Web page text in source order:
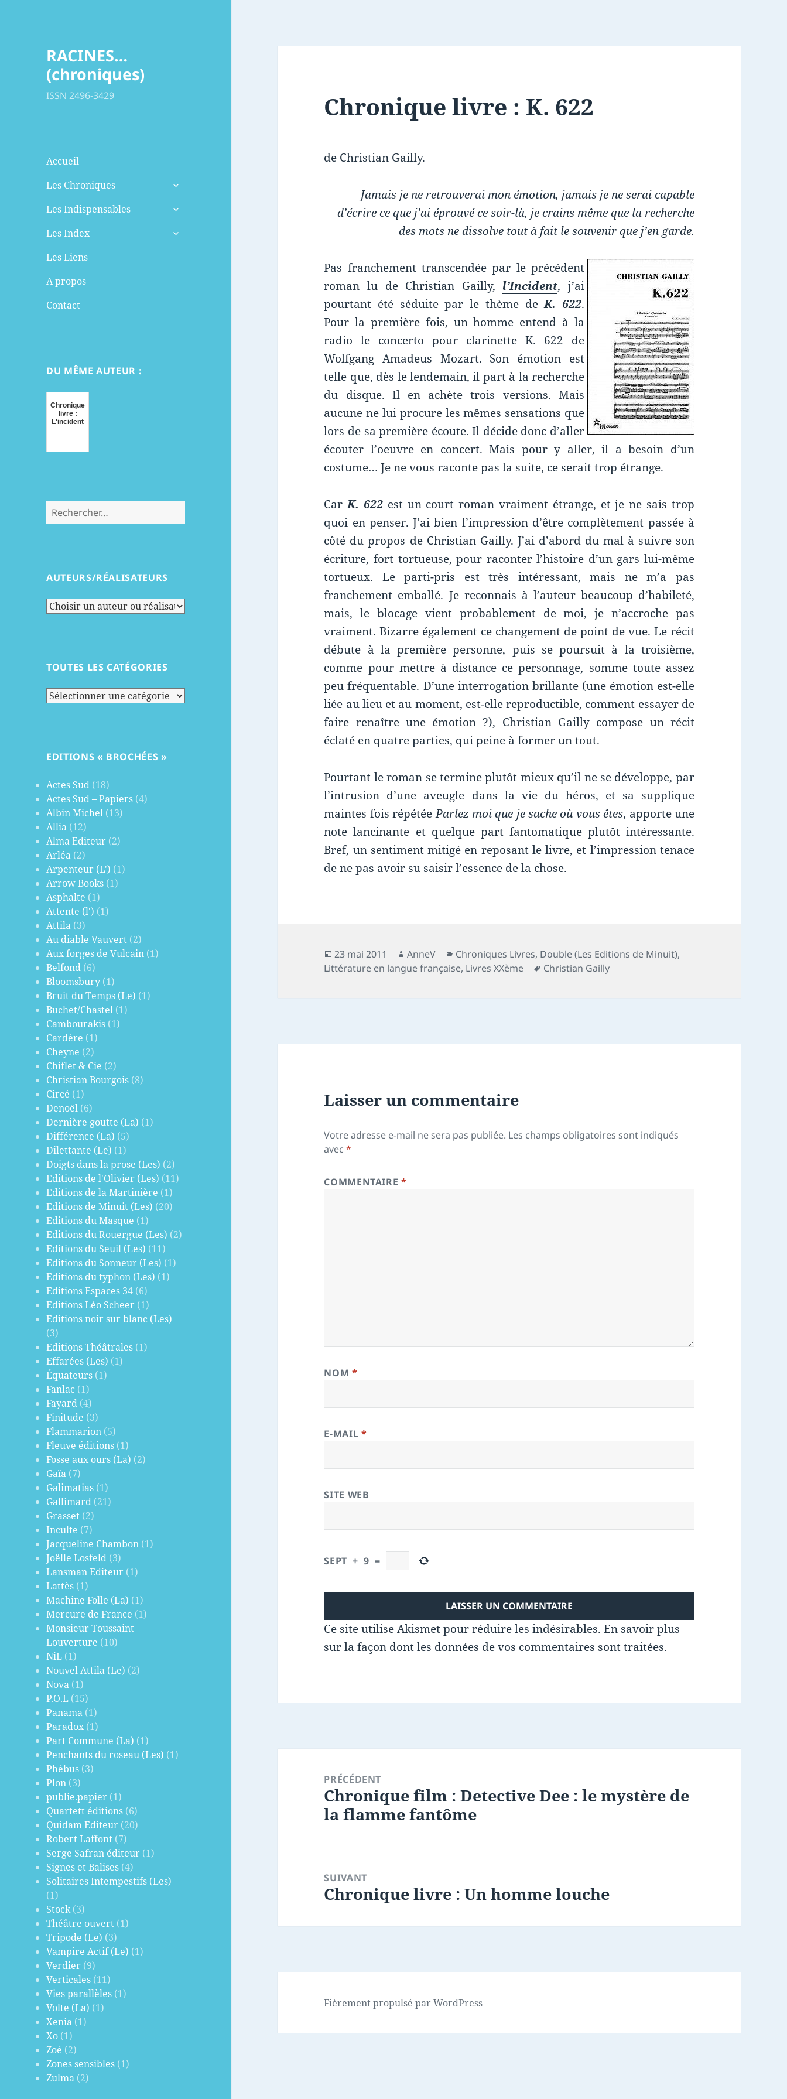
RACINES…
(chroniques)
ISSN 2496-3429
Accueil
Les Chroniques
ouvrir
sous-
Les Indispensables
ouvrir
sous-
Les Index
ouvrir
Les Liens
A propos
Contact
DU MÊME AUTEUR :
Chronique
livre :
L'incident
Rechercher :
AUTEURS/RÉALISATEURS
TOUTES LES CATÉGORIES
Toutes
EDITIONS « BROCHÉES »
Actes Sud (18)
Actes Sud – Papiers (4)
Albin Michel (13)
Allia (12)
Alma Editeur (2)
Arléa (2)
Arpenteur (L') (1)
Arrow Books (1)
Asphalte (1)
Attente (l') (1)
Attila (3)
Au diable Vauvert (2)
Aux forges de Vulcain (1)
Belfond (6)
Bloomsbury (1)
Bruit du Temps (Le) (1)
Buchet/Chastel (1)
Cambourakis (1)
Cardère (1)
Cheyne (2)
Chiflet & Cie (2)
Christian Bourgois (8)
Circé (1)
Denoël (6)
Dernière goutte (La) (1)
Différence (La) (5)
Dilettante (Le) (1)
Doigts dans la prose (Les) (2)
Editions de l'Olivier (Les) (11)
Editions de la Martinière (1)
Editions de Minuit (Les) (20)
Editions du Masque (1)
Editions du Rouergue (Les) (2)
Editions du Seuil (Les) (11)
Editions du Sonneur (Les) (1)
Editions du typhon (Les) (1)
Editions Espaces 34 (6)
Editions Léo Scheer (1)
Editions noir sur blanc (Les)
(3)
Editions Théâtrales (1)
Effarées (Les) (1)
Équateurs (1)
Fanlac (1)
Fayard (4)
Finitude (3)
Flammarion (5)
Fleuve éditions (1)
Fosse aux ours (La) (2)
Gaïa (7)
Galimatias (1)
Gallimard (21)
Grasset (2)
Inculte (7)
Jacqueline Chambon (1)
Joëlle Losfeld (3)
Lansman Editeur (1)
Lattès (1)
Machine Folle (La) (1)
Mercure de France (1)
Monsieur Toussaint
Louverture (10)
NiL (1)
Nouvel Attila (Le) (2)
Nova (1)
P.O.L (15)
Panama (1)
Paradox (1)
Part Commune (La) (1)
Penchants du roseau (Les) (1)
Phébus (3)
Plon (3)
publie.papier (1)
Quartett éditions (6)
Quidam Editeur (20)
Robert Laffont (7)
Serge Safran éditeur (1)
Signes et Balises (4)
Solitaires Intempestifs (Les)
(1)
Stock(3)
Théâtre ouvert (1)
Tripode (Le) (3)
Vampire Actif (Le) (1)
Verdier (9)
Verticales (11)
Vies parallèles (1)
Volte (La) (1)
Xenia (1)
Xo (1)
Zoé (2)
Zones sensibles (1)
Zulma (2)
Chronique livre : K. 622
de Christian Gailly.
Jamais je ne retrouverai mon émotion, jamais je ne serai capable
d’écrire ce que j’ai éprouvé ce soir-là, je crains même que la recherche
des mots ne dissolve tout à fait le souvenir que j’en garde.
Pas franchement transcendée par le précédent
roman lu de Christian Gailly, l’Incident, j’ai
pourtant été séduite par le thème deK. 622.
Pour la première fois, un homme entend à la
radio le concerto pour clarinette K. 622 de
Wolfgang Amadeus Mozart. Son émotion est
telle que, dès le lendemain, il part à la recherche
du disque. Il en achète trois versions. Mais
aucune ne lui procure les mêmes sensations que
lors de sa première écoute. Il décide donc d’aller
écouter l’oeuvre en concert. Mais pour y aller, il a besoin d’un
costume… Je ne vous raconte pas la suite, ce serait trop étrange.
CarK. 622 est un court roman vraiment étrange, et je ne sais trop
quoi en penser. J’ai bien l’impression d’être complètement passée à
côté du propos de Christian Gailly. J’ai d’abord du mal à suivre son
écriture, fort tortueuse, pour raconter l’histoire d’un gars lui-même
tortueux. Le parti-pris est très intéressant, mais ne m’a pas
franchement emballé. Je reconnais à l’auteur beaucoup d’habileté,
mais, le blocage vient probablement de moi, je n’accroche pas
vraiment. Bizarre également ce changement de point de vue. Le récit
débute à la première personne, puis se poursuit à la troisième,
comme pour mettre à distance ce personnage, somme toute assez
peu fréquentable. D’une interrogation brillante (une émotion est-elle
liée au lieu et au moment, est-elle reproductible, comment essayer de
faire renaître une émotion ?), Christian Gailly compose un récit
éclaté en quatre parties, qui peine à former un tout.
Pourtant le roman se termine plutôt mieux qu’il ne se développe, par
l’intrusion d’une aveugle dans la vie du héros, et sa supplique
maintes fois répétéeParlez moi que je sache où vous êtes, apporte une
note lancinante et quelque part fantomatique plutôt intéressante.
Bref, un sentiment mitigé en reposant le livre, et l’impression tenace
de ne pas avoir su saisir l’essence de la chose.
Publié
le
23 mai 2011 Auteur
AnneV Catégories
Chroniques Livres, Double (Les Editions de Minuit),
Littérature en langue française, Livres XXème
Mots-
Christian Gailly
Laisser un commentaire
Votre adresse e-mail ne sera pas publiée. Les champs obligatoires sont indiqués
avec*
COMMENTAIRE*
NOM *
E-MAIL *
SITE WEB
SEPT + 9 =
Ce site utilise Akismet pour réduire les indésirables.En savoir plus
sur la façon dont les données de vos commentaires sont traitées.
PRÉCÉDENT
Article
précédent :
Chronique film : Detective Dee : le mystère de
la flamme fantôme
SUIVANT
Article
Chronique livre : Un homme louche
Fièrement propulsé par WordPress